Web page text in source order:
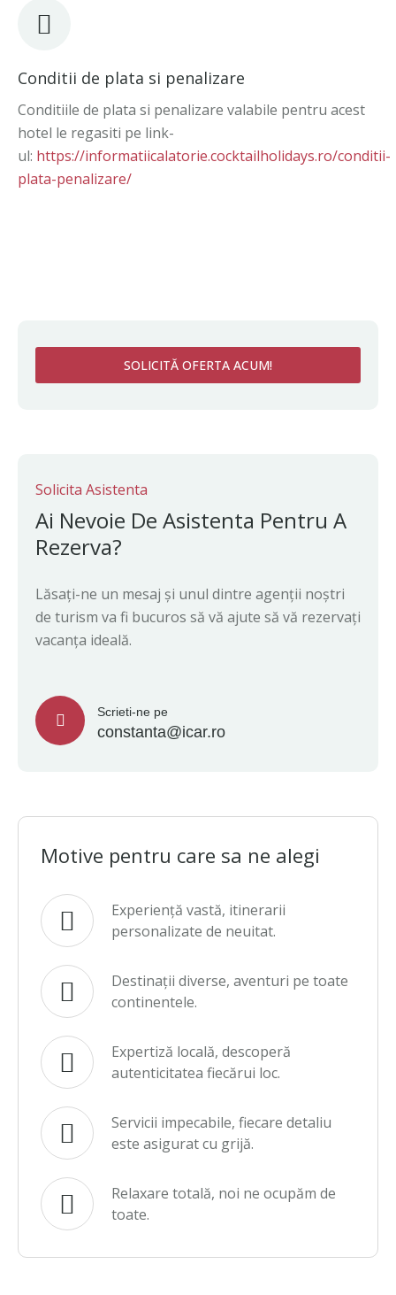
Conditii de plata si penalizare
Conditiile de plata si penalizare valabile pentru acest
hotel le regasiti pe link-
ul: https://informatiicalatorie.cocktailholidays.ro/conditii-
plata-penalizare/
SOLICITĂ OFERTA ACUM!
Solicita Asistenta
Ai Nevoie De Asistenta Pentru A
Rezerva?
Lăsați-ne un mesaj și unul dintre agenții noștri
de turism va fi bucuros să vă ajute să vă rezervați
vacanța ideală.
Scrieti-ne pe
constanta@icar.ro
Motive pentru care sa ne alegi
Experiență vastă, itinerarii
personalizate de neuitat.
Destinații diverse, aventuri pe toate
continentele.
Expertiză locală, descoperă
autenticitatea fiecărui loc.
Servicii impecabile, fiecare detaliu
este asigurat cu grijă.
Relaxare totală, noi ne ocupăm de
toate.